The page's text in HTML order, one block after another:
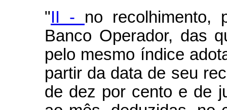
"II - no recolhimento,
Banco Operador, das
pelo mesmo índice
partir da data de seu
de dez por cento e de